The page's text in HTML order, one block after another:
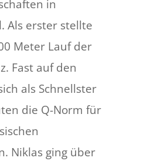
in
Als erster stellte
Meter Lauf der
Fast auf den
als Schnellster
die Q-Norm für
Niklas ging über